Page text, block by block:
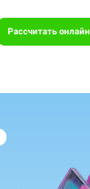
Рассчитать онлайн